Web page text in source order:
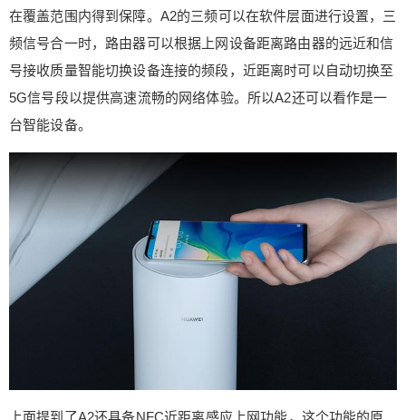
在覆盖范围内得到保障。A2的三频可以在软件层面进行设置，三
频信号合一时，路由器可以根据上网设备距离路由器的远近和信
号接收质量智能切换设备连接的频段，近距离时可以自动切换至
5G信号段以提供高速流畅的网络体验。所以A2还可以看作是一
台智能设备。
上面提到了A2还具备NFC近距离感应上网功能，这个功能的原
玩家A2还专门设置了游戏加速功能也是十分贴心。
儿童上网防沉迷、老人上网防欺诈等定制化安全防
护控制功能的加入也让A2的软件体验大幅提升。整
体来看，A2作为一款家庭日常使用的智能路由器完
全可以胜任。此外，通过华为A2让作为消费者的我
们可以引发一些思考。在数码产品同质化越来越严
诉求需要哪些科技作为支撑，这些都是消费者应该
自我明确的，而不是完全由市场和产品来引导。像
华为A2这款产品，我们是否真的需要NFC一触即连
的功能呢？体验新鲜的科技没有问题，但极大的可
能是体验过后就不会再经常使用，毕竟WiFi连接一
次之后就可以自动回连。而相对于多核心的高速运
算及智能网络任务调度我认为才是今后生活中提升
网络体验的重点功能。当然像针对儿童及老人的一
重。所以大家在今后选择产品的过程中应该多理性